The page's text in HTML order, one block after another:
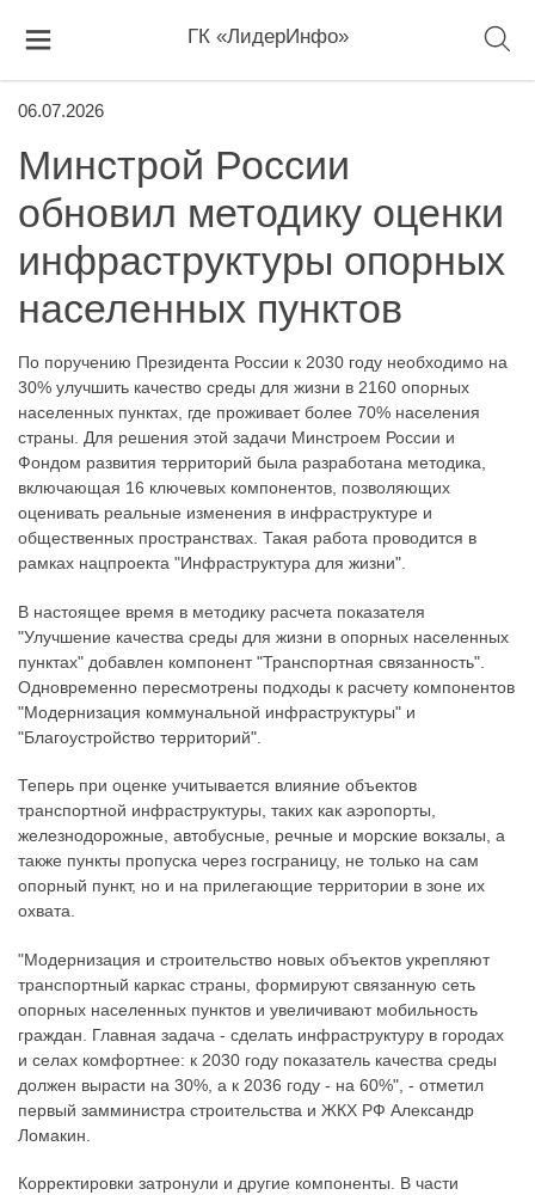
ГК «ЛидерИнфо»
06.07.2026
Минстрой России
обновил методику оценки
инфраструктуры опорных
населенных пунктов
По поручению Президента России к 2030 году необходимо на
30% улучшить качество среды для жизни в 2160 опорных
населенных пунктах, где проживает более 70% населения
страны. Для решения этой задачи Минстроем России и
Фондом развития территорий была разработана методика,
включающая 16 ключевых компонентов, позволяющих
оценивать реальные изменения в инфраструктуре и
общественных пространствах. Такая работа проводится в
рамках нацпроекта "Инфраструктура для жизни".
В настоящее время в методику расчета показателя
"Улучшение качества среды для жизни в опорных населенных
пунктах" добавлен компонент "Транспортная связанность".
Одновременно пересмотрены подходы к расчету компонентов
"Модернизация коммунальной инфраструктуры" и
"Благоустройство территорий".
Теперь при оценке учитывается влияние объектов
транспортной инфраструктуры, таких как аэропорты,
железнодорожные, автобусные, речные и морские вокзалы, а
также пункты пропуска через госграницу, не только на сам
опорный пункт, но и на прилегающие территории в зоне их
охвата.
"Модернизация и строительство новых объектов укрепляют
транспортный каркас страны, формируют связанную сеть
опорных населенных пунктов и увеличивают мобильность
граждан. Главная задача - сделать инфраструктуру в городах
и селах комфортнее: к 2030 году показатель качества среды
должен вырасти на 30%, а к 2036 году - на 60%", - отметил
первый замминистра строительства и ЖКХ РФ Александр
Ломакин.
Корректировки затронули и другие компоненты. В части